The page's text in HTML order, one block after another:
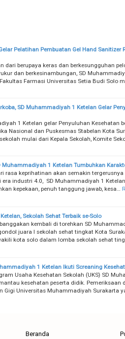
Pelatihan Pembuatan Gel Hand Sanitizer
dari berupaya keras dan berkesungguhan
dan berkesinambungan, SD
Farmasi Universitas Setia Budi Solo
SD Muhammadiyah 1 Ketelan Gelar
1 Ketelan gelar Penyuluhan Kesehatan
Nasional dan Puskesmas Stabelan Kota
mulai dari Kepala Sekolah, Komite
Muhammadiyah 1 Ketelan Tumbuhkan
rasa keprihatinan akan semakin tergerusnya
era industri 4.0, SD Muhammadiyah 1
kepekaan, penuh tanggung jawab, kesa…
Sekolah Sehat Terbaik se-Solo
kembali di torehkan SD
juara I sekolah sehat tingkat Kota
kota solo dalam lomba sekolah sehat
1 Ketelan Ikuti Screaning
Usaha Kesehatan Sekolah (UKS) SD
kesehatan peserta didik. Pemeriksaan
Gigi Universitas Muhammadiyah Surakarta
Beranda